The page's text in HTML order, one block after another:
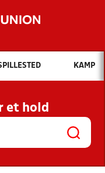
vil du søge efter?
OG NYHEDER
KLUBBER OG
KAMP
et hold